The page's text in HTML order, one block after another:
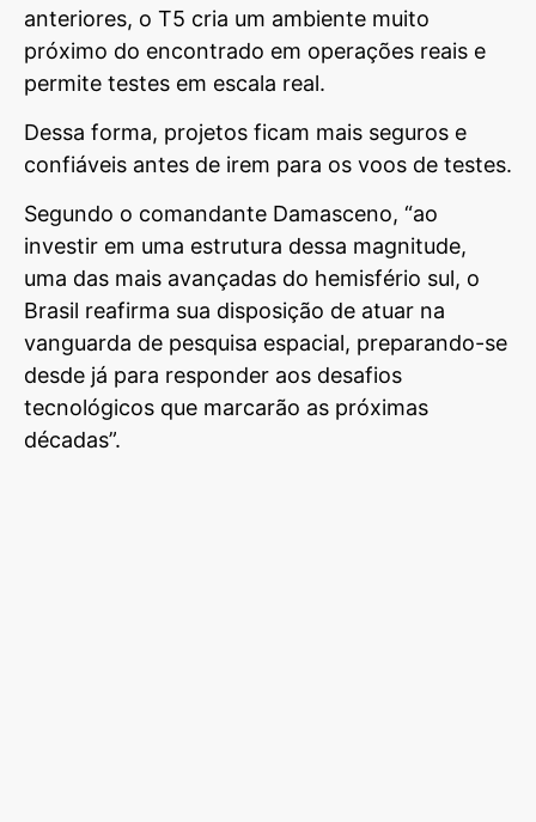
anteriores, o T5 cria um ambiente muito
próximo do encontrado em operações reais e
permite testes em escala real.
Dessa forma, projetos ficam mais seguros e
confiáveis antes de irem para os voos de testes.
Segundo o comandante Damasceno, “ao
investir em uma estrutura dessa magnitude,
uma das mais avançadas do hemisfério sul, o
Brasil reafirma sua disposição de atuar na
vanguarda de pesquisa espacial, preparando-se
desde já para responder aos desafios
tecnológicos que marcarão as próximas
décadas”.